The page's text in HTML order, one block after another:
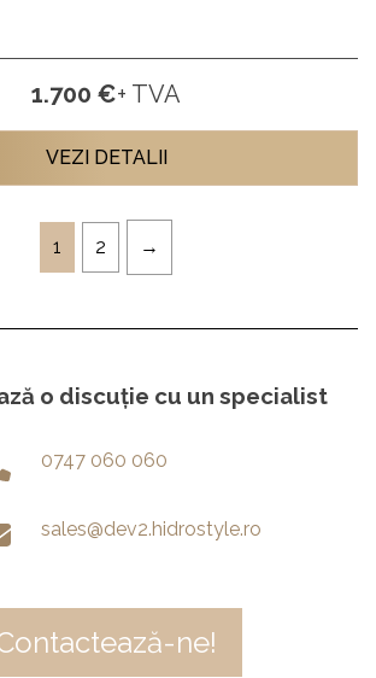
1.700 €+ TVA
VEZI DETALII
1 2
o discuție cu un specialist
0747 060 060
sales@dev2.hidrostyle.ro
ne!